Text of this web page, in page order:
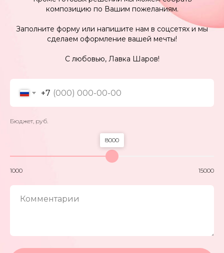
композицию по Вашим пожеланиям.
Заполните форму или напишите нам в соцсетях и мы
сделаем оформление вашей мечты!
С любовью, Лавка Шаров!
+7
Бюджет, руб.
8000
1000 15000
Комментарии
Доставка 24/7 Нижний Новгород, Бор.
Прием заказов 9-19:00
По любым вопросам или для
О нас